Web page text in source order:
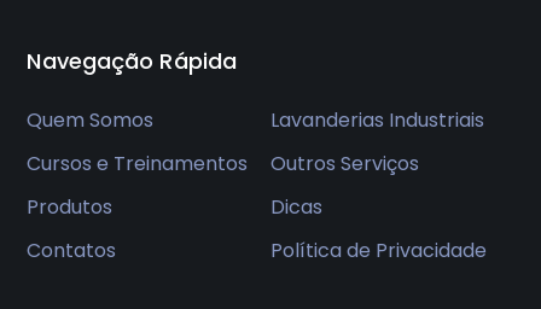
Navegação Rápida
Quem Somos
Lavanderias Industriais
Cursos e Treinamentos
Outros Serviços
Produtos
Dicas
Contatos
Política de Privacidade